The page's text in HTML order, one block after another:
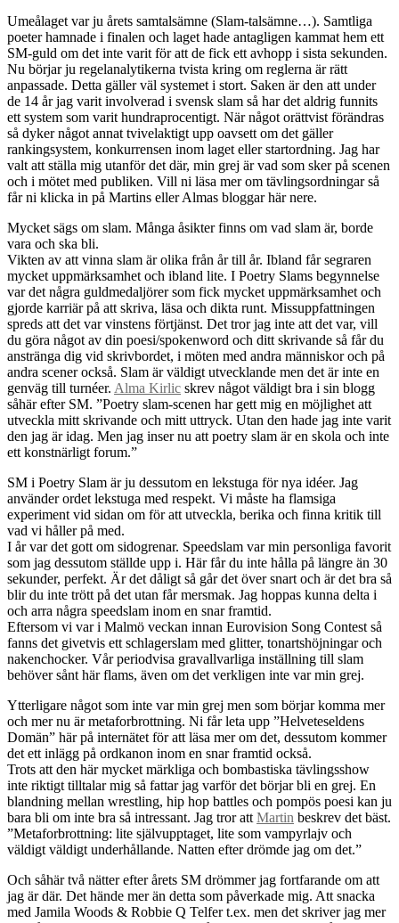
Umeålaget var ju årets samtalsämne (Slam-talsämne…). Samtliga
poeter hamnade i finalen och laget hade antagligen kammat hem ett
SM-guld om det inte varit för att de fick ett avhopp i sista sekunden.
Nu börjar ju regelanalytikerna tvista kring om reglerna är rätt
anpassade. Detta gäller väl systemet i stort. Saken är den att under
de 14 år jag varit involverad i svensk slam så har det aldrig funnits
ett system som varit hundraprocentigt. När något orättvist förändras
så dyker något annat tvivelaktigt upp oavsett om det gäller
rankingsystem, konkurrensen inom laget eller startordning. Jag har
valt att ställa mig utanför det där, min grej är vad som sker på scenen
och i mötet med publiken. Vill ni läsa mer om tävlingsordningar så
får ni klicka in på Martins eller Almas bloggar här nere.
Mycket sägs om slam. Många åsikter finns om vad slam är, borde
vara och ska bli.
Vikten av att vinna slam är olika från år till år. Ibland får segraren
mycket uppmärksamhet och ibland lite. I Poetry Slams begynnelse
var det några guldmedaljörer som fick mycket uppmärksamhet och
gjorde karriär på att skriva, läsa och dikta runt. Missuppfattningen
spreds att det var vinstens förtjänst. Det tror jag inte att det var, vill
du göra något av din poesi/spokenword och ditt skrivande så får du
anstränga dig vid skrivbordet, i möten med andra människor och på
andra scener också. Slam är väldigt utvecklande men det är inte en
genväg till turnéer. Alma Kirlic skrev något väldigt bra i sin blogg
såhär efter SM. ”Poetry slam-scenen har gett mig en möjlighet att
utveckla mitt skrivande och mitt uttryck. Utan den hade jag inte varit
den jag är idag. Men jag inser nu att poetry slam är en skola och inte
ett konstnärligt forum.”
SM i Poetry Slam är ju dessutom en lekstuga för nya idéer. Jag
använder ordet lekstuga med respekt. Vi måste ha flamsiga
experiment vid sidan om för att utveckla, berika och finna kritik till
vad vi håller på med.
I år var det gott om sidogrenar. Speedslam var min personliga favorit
som jag dessutom ställde upp i. Här får du inte hålla på längre än 30
sekunder, perfekt. Är det dåligt så går det över snart och är det bra så
blir du inte trött på det utan får mersmak. Jag hoppas kunna delta i
och arra några speedslam inom en snar framtid.
Eftersom vi var i Malmö veckan innan Eurovision Song Contest så
fanns det givetvis ett schlagerslam med glitter, tonartshöjningar och
nakenchocker. Vår periodvisa gravallvarliga inställning till slam
behöver sånt här flams, även om det verkligen inte var min grej.
Ytterligare något som inte var min grej men som börjar komma mer
och mer nu är metaforbrottning. Ni får leta upp ”Helveteseldens
Domän” här på internätet för att läsa mer om det, dessutom kommer
det ett inlägg på ordkanon inom en snar framtid också.
Trots att den här mycket märkliga och bombastiska tävlingsshow
inte riktigt tilltalar mig så fattar jag varför det börjar bli en grej. En
blandning mellan wrestling, hip hop battles och pompös poesi kan ju
bara bli om inte bra så intressant. Jag tror attMartin beskrev det bäst.
”Metaforbrottning: lite självupptaget, lite som vampyrlajv och
väldigt väldigt underhållande. Natten efter drömde jag om det.”
Och såhär två nätter efter årets SM drömmer jag fortfarande om att
jag är där. Det hände mer än detta som påverkade mig. Att snacka
med Jamila Woods & Robbie Q Telfer t.ex. men det skriver jag mer